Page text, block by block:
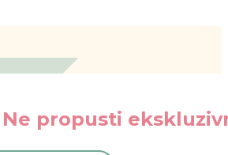
Ne propusti